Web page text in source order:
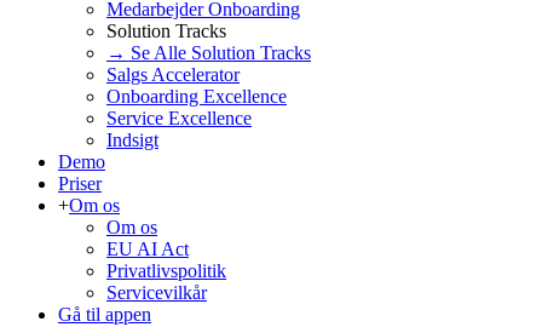
Medarbejder Onboarding
Solution Tracks
→ Se Alle Solution Tracks
Salgs Accelerator
Onboarding Excellence
Service Excellence
Indsigt
Demo
Priser
+Om os
Om os
EU AI Act
Privatlivspolitik
Servicevilkår
Gå til appen